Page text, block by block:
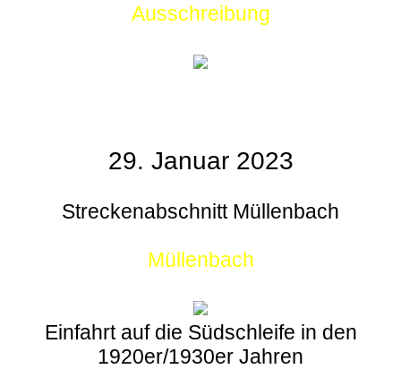
Ausschreibung
29. Januar 2023
Streckenabschnitt Müllenbach
Müllenbach
Einfahrt auf die Südschleife in den
1920er/1930er Jahren